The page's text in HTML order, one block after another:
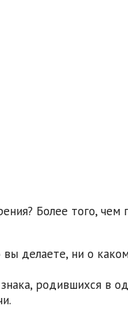
Более того, чем
делаете, ни о
родившихся в